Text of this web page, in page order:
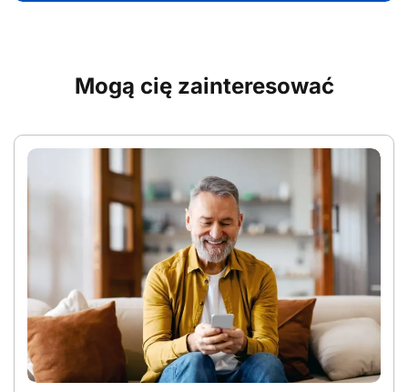
Mogą cię zainteresować
AdobeStock_1565597090